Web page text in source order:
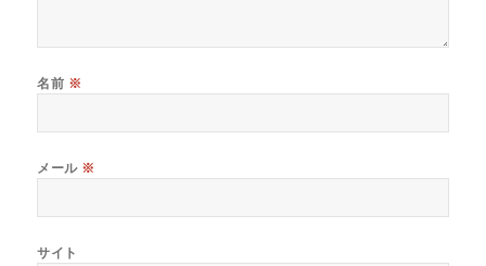
名前 ※
メール ※
サイト